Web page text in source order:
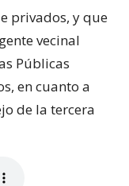
privados, y que
vecinal
Públicas
en cuanto a
de la tercera